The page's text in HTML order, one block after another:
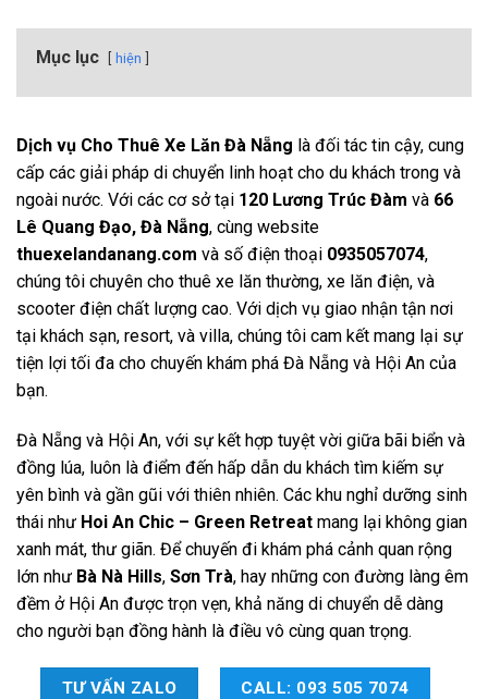
Mục lục hiện
Dịch vụ Cho Thuê Xe Lăn Đà Nẵng là đối tác tin cậy, cung
cấp các giải pháp di chuyển linh hoạt cho du khách trong và
ngoài nước. Với các cơ sở tại 120 Lương Trúc Đàm và 66
Lê Quang Đạo, Đà Nẵng, cùng website
thuexelandanang.com và số điện thoại 0935057074,
chúng tôi chuyên cho thuê xe lăn thường, xe lăn điện, và
scooter điện chất lượng cao. Với dịch vụ giao nhận tận nơi
tại khách sạn, resort, và villa, chúng tôi cam kết mang lại sự
tiện lợi tối đa cho chuyến khám phá Đà Nẵng và Hội An của
bạn.
Đà Nẵng và Hội An, với sự kết hợp tuyệt vời giữa bãi biển và
đồng lúa, luôn là điểm đến hấp dẫn du khách tìm kiếm sự
yên bình và gần gũi với thiên nhiên. Các khu nghỉ dưỡng sinh
thái như Hoi An Chic – Green Retreat mang lại không gian
xanh mát, thư giãn. Để chuyến đi khám phá cảnh quan rộng
lớn như Bà Nà Hills, Sơn Trà, hay những con đường làng êm
đềm ở Hội An được trọn vẹn, khả năng di chuyển dễ dàng
cho người bạn đồng hành là điều vô cùng quan trọng.
TƯ VẤN ZALO CALL: 093 505 7074